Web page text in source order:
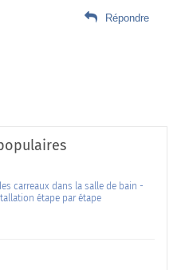
Répondre
carreaux dans la salle de bain -
étape par étape